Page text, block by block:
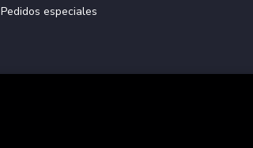
Pedidos especiales